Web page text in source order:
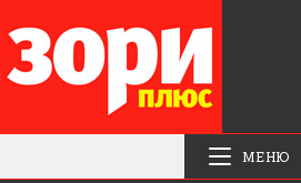
МЕНЮ